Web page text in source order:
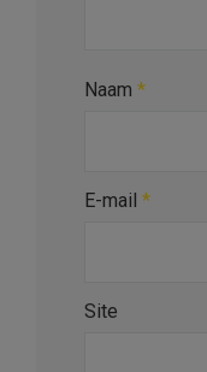
Naam *
E-mail *
Site